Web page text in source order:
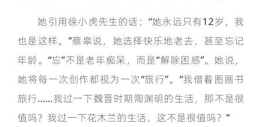
她引用徐小虎先生的话：“她永远只有12岁，我
也是这样。”蔡皋说，她选择快乐地老去，甚至忘记
年龄。“忘”不是老年痴呆，而是“解除困惑”。她说，
她将每一次创作都视为一次“旅行”。“我借着图画书
旅行……我过一下魏晋时期陶渊明的生活，那不是很
值吗？我过一下花木兰的生活，这不是很值吗？”